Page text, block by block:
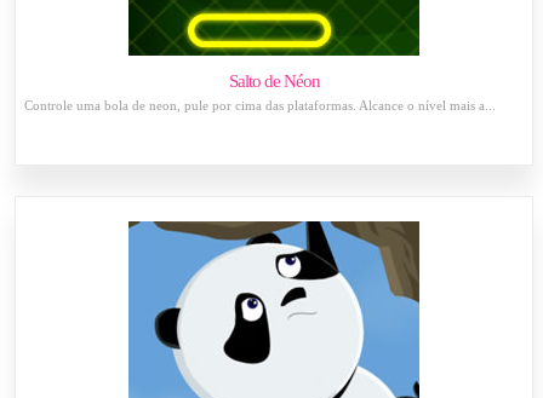
Salto de Néon
Controle uma bola de neon, pule por cima das plataformas. Alcance o nível mais a...